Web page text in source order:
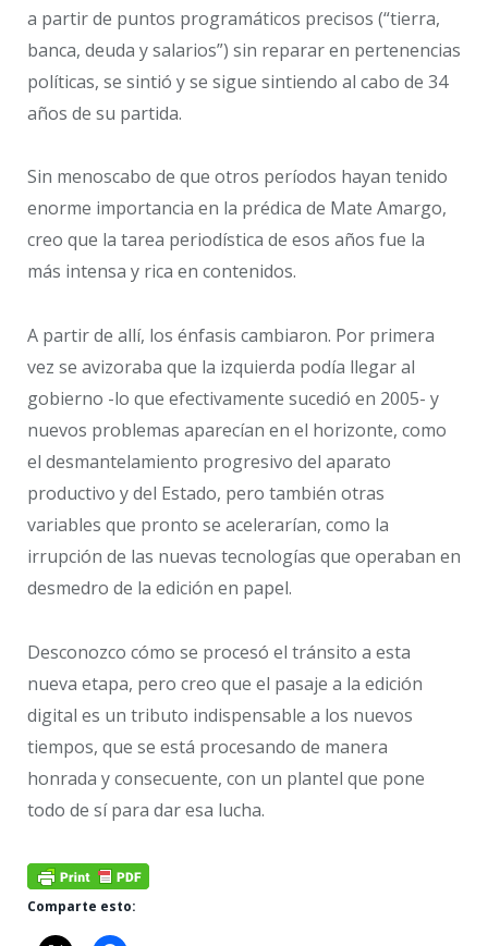
a partir de puntos programáticos precisos (“tierra,
banca, deuda y salarios”) sin reparar en pertenencias
políticas, se sintió y se sigue sintiendo al cabo de 34
años de su partida.
Sin menoscabo de que otros períodos hayan tenido
enorme importancia en la prédica de Mate Amargo,
creo que la tarea periodística de esos años fue la
más intensa y rica en contenidos.
A partir de allí, los énfasis cambiaron. Por primera
vez se avizoraba que la izquierda podía llegar al
gobierno -lo que efectivamente sucedió en 2005- y
nuevos problemas aparecían en el horizonte, como
el desmantelamiento progresivo del aparato
productivo y del Estado, pero también otras
variables que pronto se acelerarían, como la
irrupción de las nuevas tecnologías que operaban en
desmedro de la edición en papel.
Desconozco cómo se procesó el tránsito a esta
nueva etapa, pero creo que el pasaje a la edición
digital es un tributo indispensable a los nuevos
tiempos, que se está procesando de manera
honrada y consecuente, con un plantel que pone
todo de sí para dar esa lucha.
Comparte esto: